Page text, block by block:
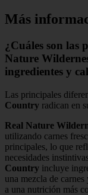
Más
¿Cuáles son las
Nature
ingredientes y
Las principales
Country radican en
Real Nature
utilizando carnes
principales, lo que
necesidades
Country incluye
una mezcla de
a una nutrición más